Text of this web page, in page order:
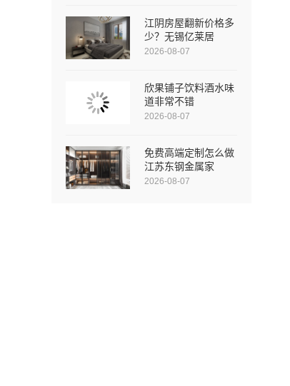
江阴房屋翻新价格多
少？无锡亿莱居
2026-08-07
欣果铺子饮料酒水味
道非常不错
2026-08-07
免费高端定制怎么做
江苏东钢金属家
2026-08-07